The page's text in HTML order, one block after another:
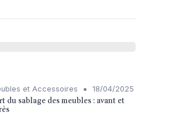
et Accessoires • 18/04/2025
du sablage des meubles : avant et